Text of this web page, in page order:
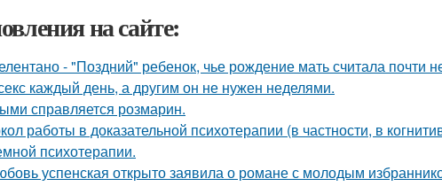
на сайте:
- "Поздний" ребенок, чье рождение мать считала почти
каждый день, а другим он не нужен неделями.
справляется розмарин.
работы в доказательной психотерапии (в частности, в
психотерапии.
успенская открыто заявила о романе с молодым